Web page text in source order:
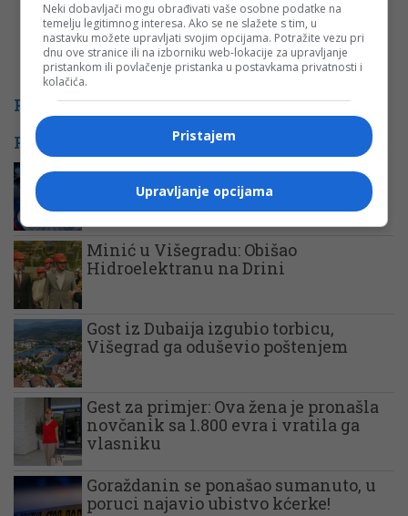
PROMO
POVEZANE VIJESTI
Pronađeno tijelo čovjeka nestalog
prošle sedmice
Minić u Višegradu: Obišao
Hidroelektranu na Drini
Gost iz Dubaija izgubio torbicu,
Višegrad ga oduševio poštenjem
Gest za primjer: Ova žena je pronašla
novčanik sa 1.800 evra i vratila ga
vlasniku
Goraždanin se ponašao sumanuto, u
poruci najavio ubistvo kćerke!
Neki dobavljači mogu obrađivati vaše osobne podatke na
temelju legitimnog interesa. Ako se ne slažete s tim, u
nastavku možete upravljati svojim opcijama. Potražite vezu pri
dnu ove stranice ili na izborniku web-lokacije za upravljanje
pristankom ili povlačenje pristanka u postavkama privatnosti i
kolačića.
Pristajem
Upravljanje opcijama